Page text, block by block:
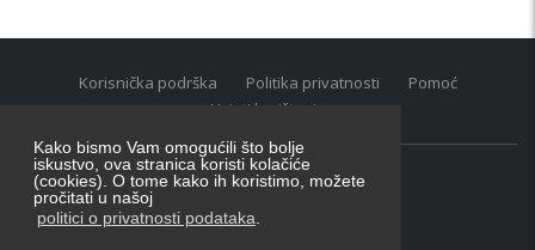
Kako bismo Vam omogućili što bolje
iskustvo, ova stranica koristi kolačiće
(cookies). O tome kako ih koristimo, možete
pročitati u našoj
politici o privatnosti podataka
Korisnička podrška Politika privatnosti
Pomoć
Uvjeti korištenja
Oglasnik grupacija:posao.hr|oglasnik.hr|auti.hr
Tečaj za konverziju u EUR valutu: 1 euro = 7.53450 kn